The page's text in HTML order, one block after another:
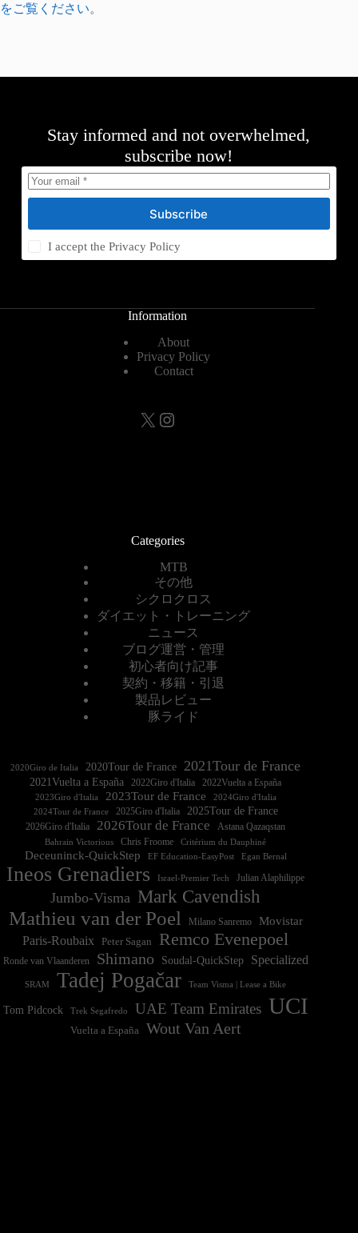
をご覧ください。
Stay informed and not overwhelmed,
subscribe now!
Subscribe
I accept thePrivacy Policy
Information
About
Privacy Policy
Contact
X Instagram
Categories
MTB
その他
シクロクロス
ダイエット・トレーニング
ニュース
ブログ運営・管理
初心者向け記事
契約・移籍・引退
製品レビュー
豚ライド
2020Giro de Italia 2020Tour de France 2021Tour de France
2021Vuelta a España 2022Vuelta a España
2023Giro d'Italia 2023Tour de France
2024Tour de France
2025Giro d'Italia 2025Tour de France
2026Giro d'Italia 2026Tour de France Astana Qazaqstan
Bahrain Victorious Chris Froome Critérium du Dauphiné
Deceuninck-QuickStep EF Education-EasyPost Egan Bernal
Ineos Grenadiers Israel-Premier Tech Julian Alaphilippe
Jumbo-Visma Mark Cavendish
Mathieu van der Poel Milano Sanremo
Movistar
Paris-Roubaix
Peter Sagan Remco Evenepoel
Ronde van Vlaanderen Shimano Soudal-QuickStep Specialized
SRAM Tadej Pogačar Team Visma | Lease a Bike
Tom Pidcock Trek Segafredo UAE Team Emirates UCI
Vuelta a España Wout Van Aert